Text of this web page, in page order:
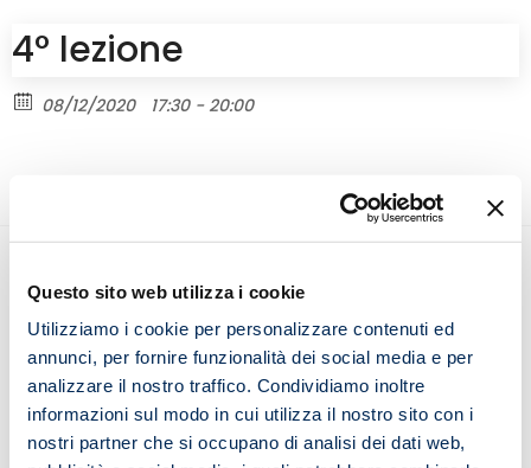
Questo sito web utilizza i cookie
Utilizziamo i cookie per personalizzare contenuti ed
annunci, per fornire funzionalità dei social media e per
analizzare il nostro traffico. Condividiamo inoltre
informazioni sul modo in cui utilizza il nostro sito con i
nostri partner che si occupano di analisi dei dati web,
4° lezione
08/12/2020 17:30 - 20:00
Seguici sui social